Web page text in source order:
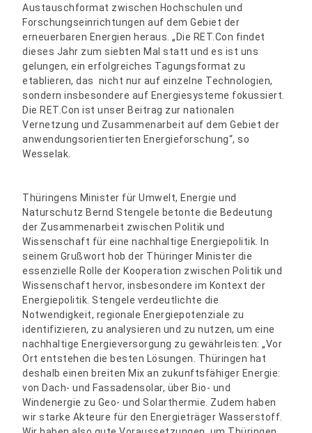
Austauschformat zwischen Hochschulen und
Forschungseinrichtungen auf dem Gebiet der
erneuerbaren Energien heraus. „Die RET.Con findet
dieses Jahr zum siebten Mal statt und es ist uns
gelungen, ein erfolgreiches Tagungsformat zu
etablieren, das nicht nur auf einzelne Technologien,
sondern insbesondere auf Energiesysteme fokussiert.
Die RET.Con ist unser Beitrag zur nationalen
Vernetzung und Zusammenarbeit auf dem Gebiet der
anwendungsorientierten Energieforschung“, so
Wesselak.
Thüringens Minister für Umwelt, Energie und
Naturschutz Bernd Stengele betonte die Bedeutung
der Zusammenarbeit zwischen Politik und
Wissenschaft für eine nachhaltige Energiepolitik. In
seinem Grußwort hob der Thüringer Minister die
essenzielle Rolle der Kooperation zwischen Politik und
Wissenschaft hervor, insbesondere im Kontext der
Energiepolitik. Stengele verdeutlichte die
Notwendigkeit, regionale Energiepotenziale zu
identifizieren, zu analysieren und zu nutzen, um eine
nachhaltige Energieversorgung zu gewährleisten: „Vor
Ort entstehen die besten Lösungen. Thüringen hat
deshalb einen breiten Mix an zukunftsfähiger Energie:
von Dach- und Fassadensolar, über Bio- und
Windenergie zu Geo- und Solarthermie. Zudem haben
wir starke Akteure für den Energieträger Wasserstoff.